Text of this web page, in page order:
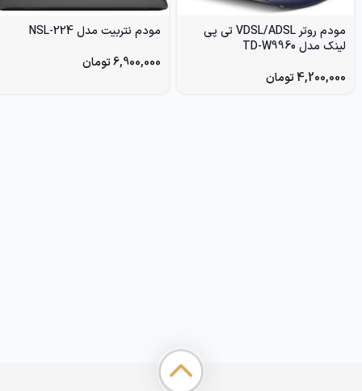
مودم روتر VDSL/ADSL تی پی
لینک مدل TD-W9960
4,200,000تومان
مودم نتربیت مدل NSL-224
6,900,000تومان